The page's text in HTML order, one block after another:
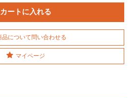
品について問い合わせる
マイページ